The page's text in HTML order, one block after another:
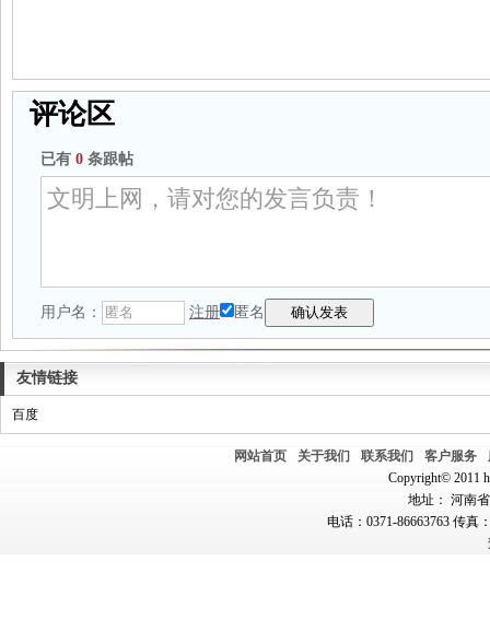
评论区
已有 0 条跟帖
用户名： 注册 匿名
友情链接
百度
网站首页 关于我们 联系我们 客户服务
Copyright© 2011
地址： 河南
电话：0371-86663763 传真